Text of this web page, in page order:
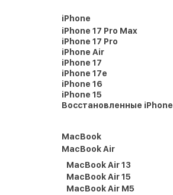
iPhone
iPhone 17 Pro Max
iPhone 17 Pro
iPhone Air
iPhone 17
iPhone 17e
iPhone 16
iPhone 15
Восстановленные iPhone
MacBook
MacBook Air
MacBook Air 13
MacBook Air 15
MacBook Air M5